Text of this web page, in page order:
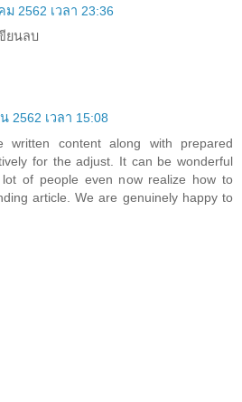
2562 เวลา 23:36
ยนลบ
2562 เวลา 15:08
written content along with prepared
for the adjust. It can be wonderful
of people even now realize how to
article. We are genuinely happy to